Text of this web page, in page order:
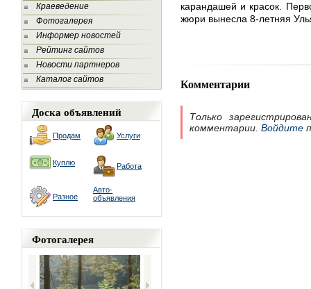
Краеведение
Фотогалерея
Информер новостей
Рейтинг сайтов
Новости партнеров
Каталог сайтов
Доска объявлений
Продам Услуги
Куплю Работа
Разное
Авто-
объявления
Фотогалерея
карандашей и красок.
жюри вынесла 8-летняя
Комментарии
Только
комментарии. Войдите